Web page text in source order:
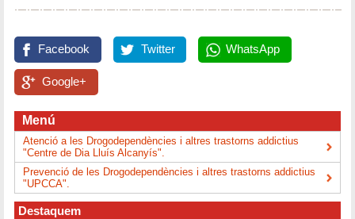
Facebook Twitter WhatsApp
Google+
Menú
Atenció a les Drogodependències i altres trastorns addictius
"Centre de Dia Lluís Alcanyís".
Prevenció de les Drogodependències i altres trastorns addictius
"UPCCA".
Destaquem